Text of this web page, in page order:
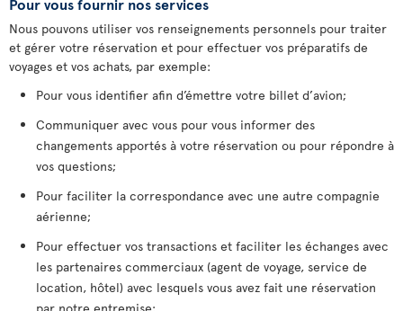
Nous pouvons utiliser vos renseignements personnels pour traiter
et gérer votre réservation et pour effectuer vos préparatifs de
voyages et vos achats, par exemple:
Pour vous identifier afin d’émettre votre billet d’avion;
Communiquer avec vous pour vous informer des
changements apportés à votre réservation ou pour répondre à
vos questions;
Pour faciliter la correspondance avec une autre compagnie
aérienne;
Pour effectuer vos transactions et faciliter les échanges avec
les partenaires commerciaux (agent de voyage, service de
location, hôtel) avec lesquels vous avez fait une réservation